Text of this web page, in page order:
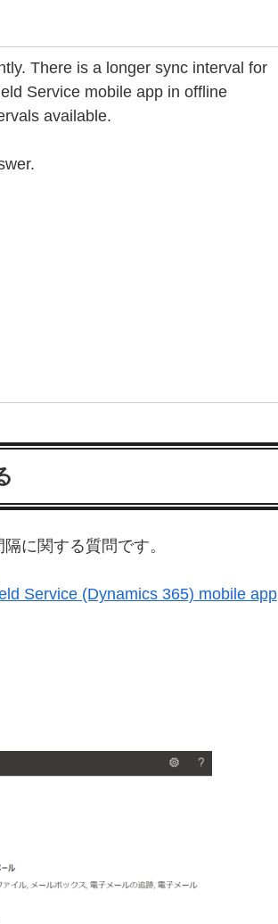
There is a longer sync interval for
Service mobile app in offline
available.
に関する質問です。
Service (Dynamics 365) mobile app